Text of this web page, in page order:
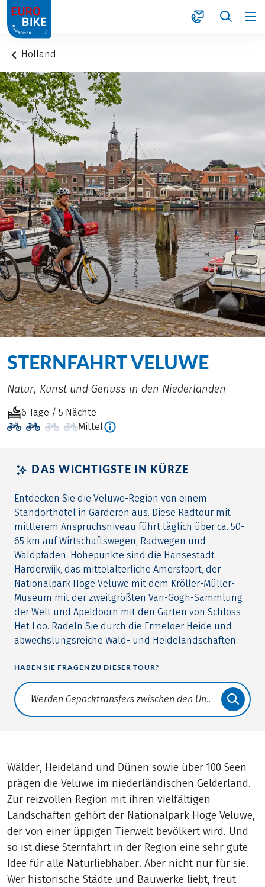
1
Holland
STERNFAHRT VELUWE
Natur, Kunst und Genuss in den Niederlanden
6 Tage / 5 Nächte
Mittel
DAS WICHTIGSTE IN KÜRZE
Entdecken Sie die Veluwe-Region von einem
Standorthotel in Garderen aus. Diese Radtour mit
mittlerem Anspruchsniveau führt täglich über ca. 50-
65 km auf Wirtschaftswegen, Radwegen und
Waldpfaden. Höhepunkte sind die Hansestadt
Harderwijk, das mittelalterliche Amersfoort, der
Nationalpark Hoge Veluwe mit dem Kröller-Müller-
Museum mit der zweitgrößten Van-Gogh-Sammlung
der Welt und Apeldoorn mit den Gärten von Schloss
Het Loo. Radeln Sie durch die Ermeloer Heide und
abwechslungsreiche Wald- und Heidelandschaften.
HABEN SIE FRAGEN ZU DIESER TOUR?
Translate: a11y.faq.search
Wälder, Heideland und Dünen sowie über 100 Seen
prägen die Veluwe im niederländischen Gelderland.
Zur reizvollen Region mit ihren vielfältigen
Landschaften gehört der Nationalpark Hoge Veluwe,
der von einer üppigen Tierwelt bevölkert wird. Und
so ist diese Sternfahrt in der Region eine sehr gute
Idee für alle Naturliebhaber. Aber nicht nur für sie.
Wer historische Städte und Bauwerke liebt, freut